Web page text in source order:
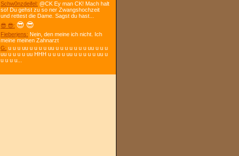
Schw0nzdeifel: @CK Ey man CK! Mach halt
so! Du gehst zu so ner Zwangshochzeit
und rettest die Dame. Sagst du hast...
😎 😎: 😎 😎
Fieberjens: Nein, den meine ich nicht. Ich
meine meinen Zahnarzt
G: u u u uu u u u u uu u u u u u u u uu u u u
uu u u u u uu HHH u u u u uu u u u u u uu u
u u u u...